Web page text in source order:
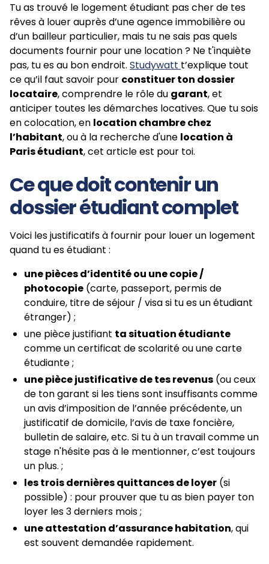
Tu as trouvé le logement étudiant pas cher de tes
rêves à louer auprès d’une agence immobilière ou
d’un bailleur particulier, mais tu ne sais pas quels
documents fournir pour une location ? Ne t'inquiète
pas, tu es au bon endroit. Studywatt t’explique tout
ce qu’il faut savoir pour constituer ton dossier
locataire, comprendre le rôle du garant, et
anticiper toutes les démarches locatives. Que tu sois
en colocation, en location chambre chez
l’habitant, ou à la recherche d'une location à
Paris étudiant, cet article est pour toi.
Ce que doit contenir un
dossier étudiant complet
Voici les justificatifs à fournir pour louer un logement
quand tu es étudiant :
une pièces d’identité ou une copie /
photocopie (carte, passeport, permis de
conduire, titre de séjour / visa si tu es un étudiant
étranger) ;
une pièce justifiant ta situation étudiante
comme un certificat de scolarité ou une carte
étudiante ;
une pièce justificative de tes revenus (ou ceux
de ton garant si les tiens sont insuffisants comme
un avis d’imposition de l’année précédente, un
justificatif de domicile, l’avis de taxe foncière,
bulletin de salaire, etc. Si tu à un travail comme un
stage n'hésite pas à le mentionner, c’est toujours
un plus. ;
les trois dernières quittances de loyer (si
possible) : pour prouver que tu as bien payer ton
loyer les 3 derniers mois ;
une attestation d’assurance habitation, qui
est souvent demandée rapidement.